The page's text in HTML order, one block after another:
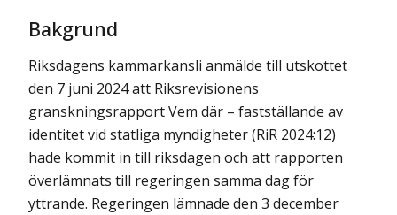
Bakgrund
Riksdagens kammarkansli anmälde till utskottet
den 7 juni 2024 att Riksrevisionens
granskningsrapport Vem där – fastställande av
identitet vid statliga myndigheter (RiR 2024:12)
hade kommit in till riksdagen och att rapporten
överlämnats till regeringen samma dag för
yttrande. Regeringen lämnade den 3 december